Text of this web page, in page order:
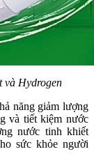
và Hydrogen
năng giảm lượng
và tiết kiệm nước
nước tinh khiết
sức khỏe người